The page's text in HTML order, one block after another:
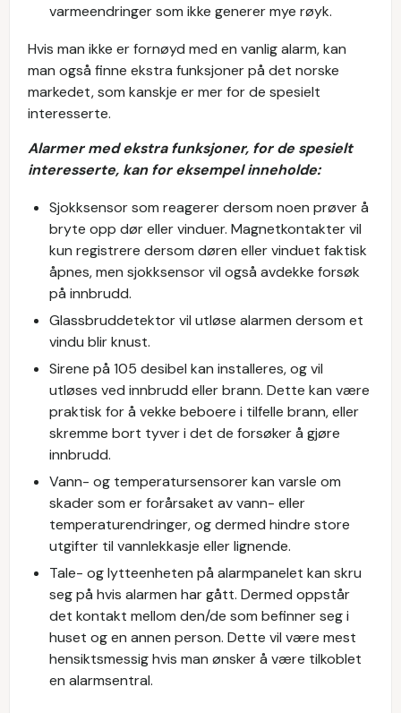
varmeendringer som ikke generer mye røyk.
Hvis man ikke er fornøyd med en vanlig alarm, kan
man også finne ekstra funksjoner på det norske
markedet, som kanskje er mer for de spesielt
interesserte.
Alarmer med ekstra funksjoner, for de spesielt
interesserte, kan for eksempel inneholde:
Sjokksensor som reagerer dersom noen prøver å
bryte opp dør eller vinduer. Magnetkontakter vil
kun registrere dersom døren eller vinduet faktisk
åpnes, men sjokksensor vil også avdekke forsøk
på innbrudd.
Glassbruddetektor vil utløse alarmen dersom et
vindu blir knust.
Sirene på 105 desibel kan installeres, og vil
utløses ved innbrudd eller brann. Dette kan være
praktisk for å vekke beboere i tilfelle brann, eller
skremme bort tyver i det de forsøker å gjøre
innbrudd.
Vann- og temperatursensorer kan varsle om
skader som er forårsaket av vann- eller
temperaturendringer, og dermed hindre store
utgifter til vannlekkasje eller lignende.
Tale- og lytteenheten på alarmpanelet kan skru
seg på hvis alarmen har gått. Dermed oppstår
det kontakt mellom den/de som befinner seg i
huset og en annen person. Dette vil være mest
hensiktsmessig hvis man ønsker å være tilkoblet
en alarmsentral.